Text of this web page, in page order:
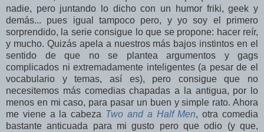
nadie, pero juntando lo dicho con un humor friki, geek y
demás... pues igual tampoco pero, y yo soy el primero
sorprendido, la serie consigue lo que se propone: hacer reír,
y mucho. Quizás apela a nuestros más bajos instintos en el
sentido de que no se plantea argumentos y gags
complicados ni extremadamente inteligentes (a pesar de el
vocabulario y temas, así es), pero consigue que no
necesitemos más comedias chapadas a la antigua, por lo
menos en mi caso, para pasar un buen y simple rato. Ahora
me viene a la cabeza Two and a Half Men, otra comedia
bastante anticuada para mi gusto pero que odio (y que,